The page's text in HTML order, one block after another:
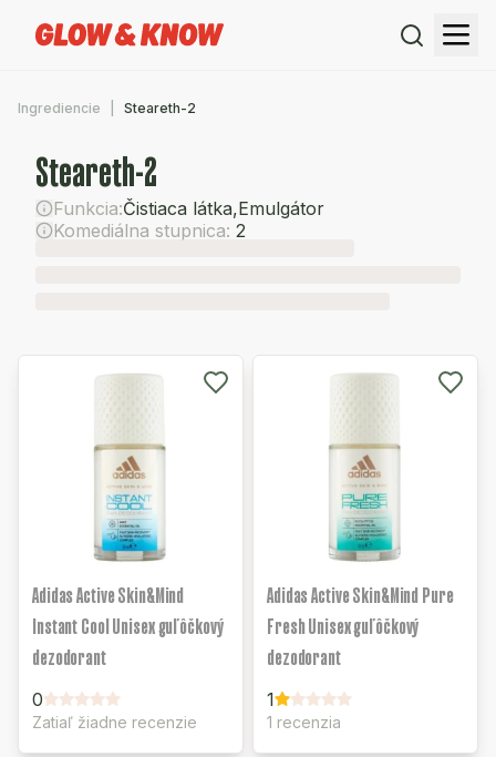
Ingrediencie Steareth-2
Steareth-2
Funkcia:Čistiaca látka,Emulgátor
Komediálna stupnica: 2
Adidas Active Skin&Mind
Instant Cool Unisex guľôčkový
dezodorant
0
Zatiaľ žiadne recenzie
Adidas Active Skin&Mind Pure
Fresh Unisex guľôčkový
dezodorant
1
1 recenzia